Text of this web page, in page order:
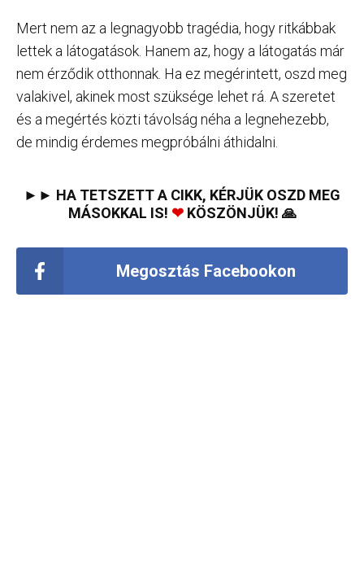
Mert nem az a legnagyobb tragédia, hogy ritkábbak
lettek a látogatások. Hanem az, hogy a látogatás már
nem érződik otthonnak. Ha ez megérintett, oszd meg
valakivel, akinek most szüksége lehet rá. A szeretet
és a megértés közti távolság néha a legnehezebb,
de mindig érdemes megpróbálni áthidalni.
►► HA TETSZETT A CIKK, KÉRJÜK OSZD MEG
MÁSOKKAL IS! ❤KÖSZÖNJÜK! 🙏
Megosztás Facebookon